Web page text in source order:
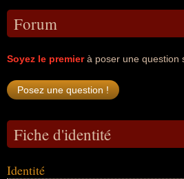
Forum
Soyez le premierà poser une question
Fiche d'identité
Identité